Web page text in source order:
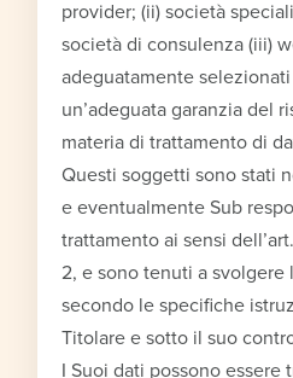
provider; (ii) società
società di consulenza (iii)
adeguatamente
un’adeguata garanzia del
materia di trattamento di
Questi soggetti sono stati
e eventualmente Sub
trattamento ai sensi
2, e sono tenuti a svolgere
secondo le specifiche
Titolare e sotto il suo
I Suoi dati possono essere